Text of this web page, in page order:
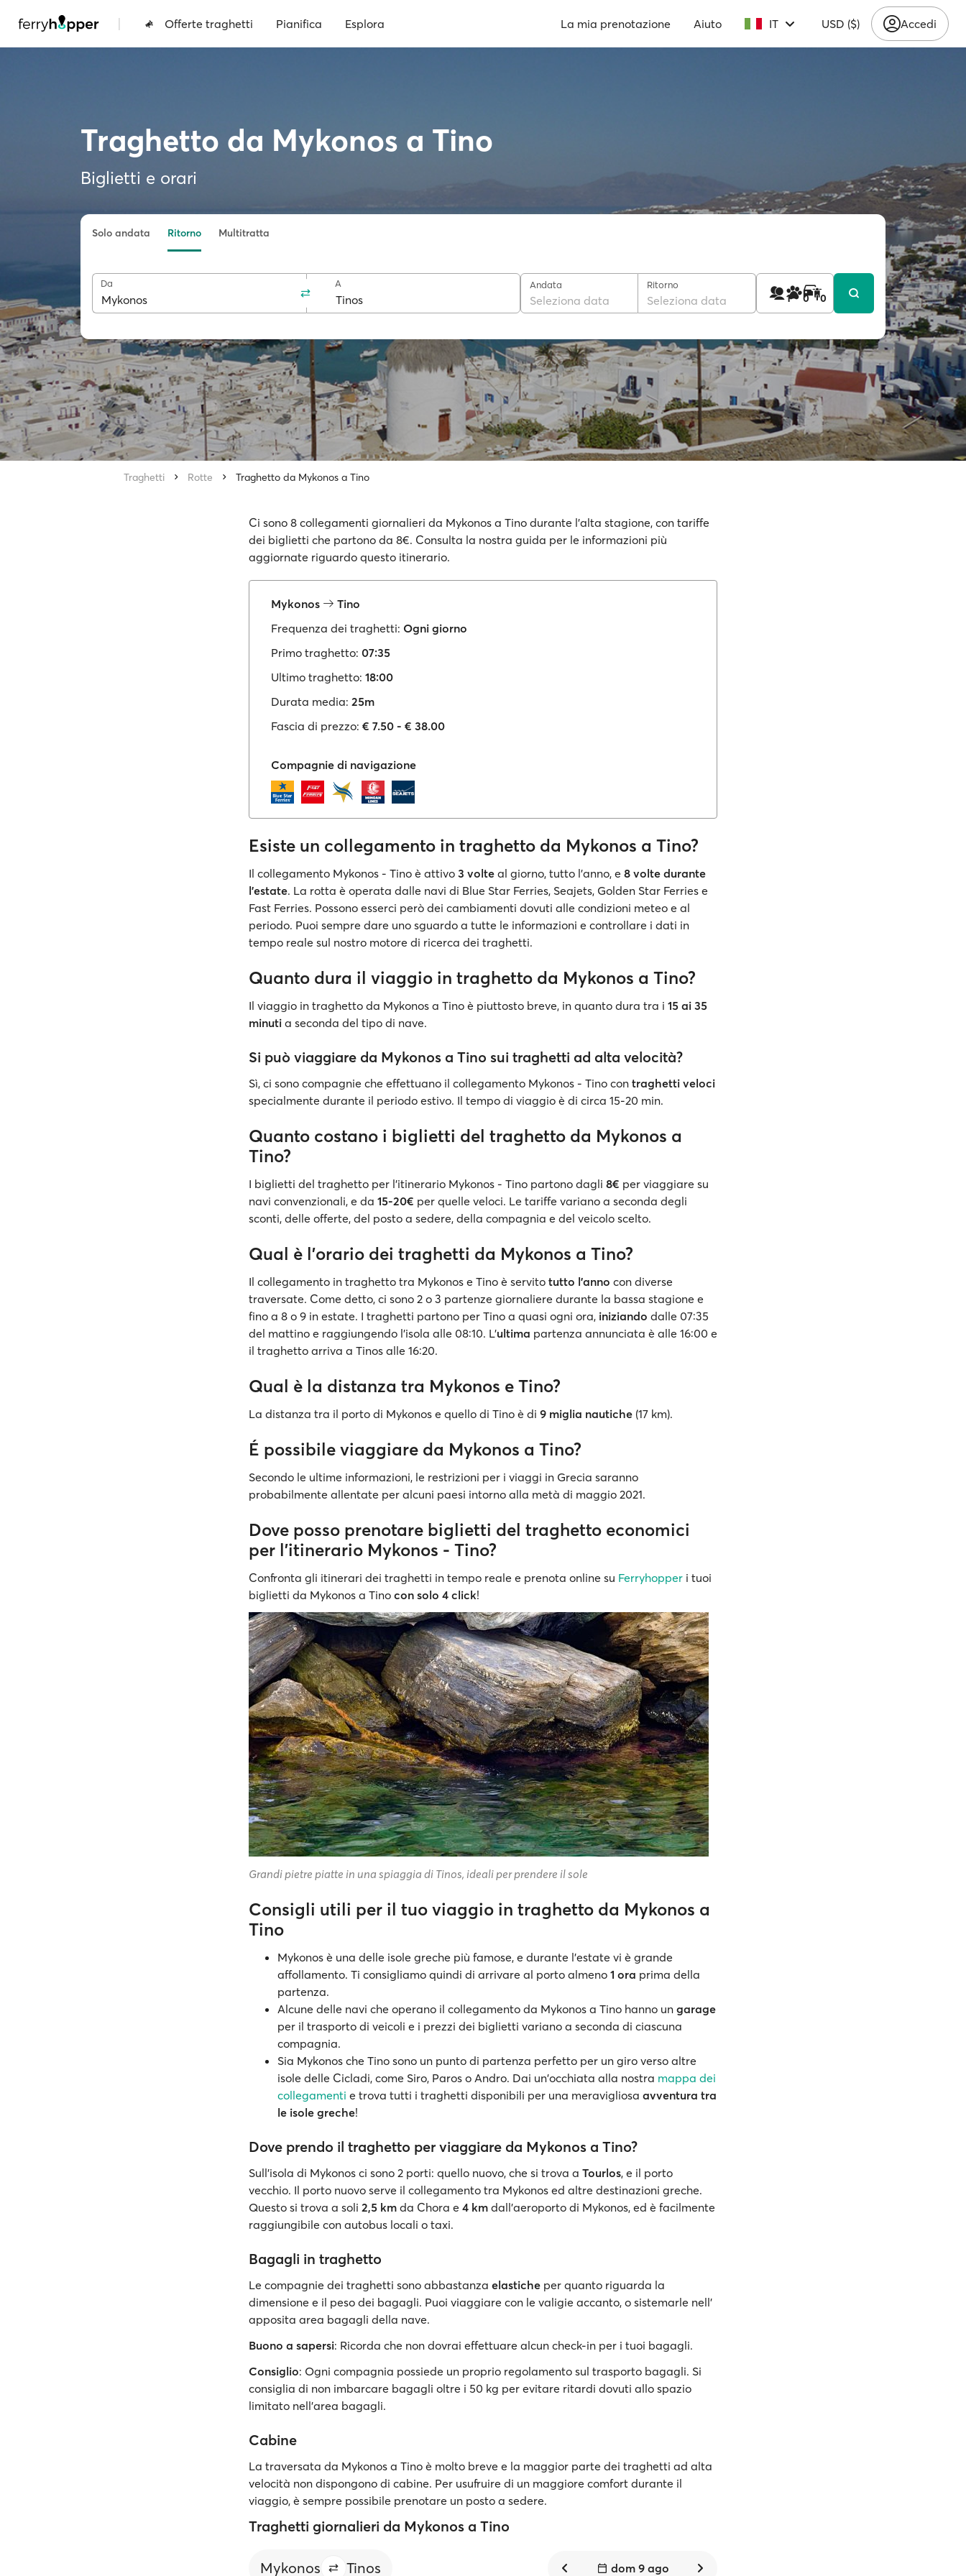
| Offerte traghetti Pianifica Esplora La mia prenotazione Aiuto IT USD ($) Accedi
Traghetto da Mykonos a Tino
Biglietti e orari
Solo andata Ritorno Multitratta
Da A Andata
Seleziona data
Ritorno
Seleziona data 1 0 0
Traghetti Rotte Traghetto da Mykonos a Tino
Ci sono 8 collegamenti giornalieri da Mykonos a Tino durante l'alta stagione, con tariffe
dei biglietti che partono da 8€. Consulta la nostra guida per le informazioni più
aggiornate riguardo questo itinerario.
Mykonos
Tino
Frequenza dei traghetti: Ogni giorno
Primo traghetto: 07:35
Ultimo traghetto: 18:00
Durata media: 25m
Fascia di prezzo: € 7.50 - € 38.00
Compagnie di navigazione
Esiste un collegamento in traghetto da Mykonos a Tino?
Il collegamento Mykonos - Tino è attivo 3 volte al giorno, tutto l'anno, e 8 volte durante
l'estate. La rotta è operata dalle navi di Blue Star Ferries, Seajets, Golden Star Ferries e
Fast Ferries. Possono esserci però dei cambiamenti dovuti alle condizioni meteo e al
periodo. Puoi sempre dare uno sguardo a tutte le informazioni e controllare i dati in
tempo reale sul nostro motore di ricerca dei traghetti.
Quanto dura il viaggio in traghetto da Mykonos a Tino?
Il viaggio in traghetto da Mykonos a Tino è piuttosto breve, in quanto dura tra i 15 ai 35
minuti a seconda del tipo di nave.
Si può viaggiare da Mykonos a Tino sui traghetti ad alta velocità?
Sì, ci sono compagnie che effettuano il collegamento Mykonos - Tino con traghetti veloci
specialmente durante il periodo estivo. Il tempo di viaggio è di circa 15-20 min.
Quanto costano i biglietti del traghetto da Mykonos a
Tino?
I biglietti del traghetto per l'itinerario Mykonos - Tino partono dagli 8€ per viaggiare su
navi convenzionali, e da 15-20€ per quelle veloci. Le tariffe variano a seconda degli
sconti, delle offerte, del posto a sedere, della compagnia e del veicolo scelto.
Qual è l'orario dei traghetti da Mykonos a Tino?
Il collegamento in traghetto tra Mykonos e Tino è servito tutto l'anno con diverse
traversate. Come detto, ci sono 2 o 3 partenze giornaliere durante la bassa stagione e
fino a 8 o 9 in estate. I traghetti partono per Tino a quasi ogni ora, iniziando dalle 07:35
del mattino e raggiungendo l'isola alle 08:10. L'ultima partenza annunciata è alle 16:00 e
il traghetto arriva a Tinos alle 16:20.
Qual è la distanza tra Mykonos e Tino?
La distanza tra il porto di Mykonos e quello di Tino è di 9 miglia nautiche (17 km).
É possibile viaggiare da Mykonos a Tino?
Secondo le ultime informazioni, le restrizioni per i viaggi in Grecia saranno
probabilmente allentate per alcuni paesi intorno alla metà di maggio 2021.
Dove posso prenotare biglietti del traghetto economici
per l'itinerario Mykonos - Tino?
Confronta gli itinerari dei traghetti in tempo reale e prenota online su Ferryhopper i tuoi
biglietti da Mykonos a Tino con solo 4 click!
Grandi pietre piatte in una spiaggia di Tinos, ideali per prendere il sole
Consigli utili per il tuo viaggio in traghetto da Mykonos a
Tino
Mykonos è una delle isole greche più famose, e durante l'estate vi è grande
affollamento. Ti consigliamo quindi di arrivare al porto almeno 1 ora prima della
partenza.
Alcune delle navi che operano il collegamento da Mykonos a Tino hanno un garage
per il trasporto di veicoli e i prezzi dei biglietti variano a seconda di ciascuna
compagnia.
Sia Mykonos che Tino sono un punto di partenza perfetto per un giro verso altre
isole delle Cicladi, come Siro, Paros o Andro. Dai un'occhiata alla nostra mappa dei
collegamenti e trova tutti i traghetti disponibili per una meravigliosa avventura tra
le isole greche!
Dove prendo il traghetto per viaggiare da Mykonos a Tino?
Sull'isola di Mykonos ci sono 2 porti: quello nuovo, che si trova a Tourlos, e il porto
vecchio. Il porto nuovo serve il collegamento tra Mykonos ed altre destinazioni greche.
Questo si trova a soli 2,5 km da Chora e 4 km dall'aeroporto di Mykonos, ed è facilmente
raggiungibile con autobus locali o taxi.
Bagagli in traghetto
Le compagnie dei traghetti sono abbastanza elastiche per quanto riguarda la
dimensione e il peso dei bagagli. Puoi viaggiare con le valigie accanto, o sistemarle nell'
apposita area bagagli della nave.
Buono a sapersi: Ricorda che non dovrai effettuare alcun check-in per i tuoi bagagli.
Consiglio: Ogni compagnia possiede un proprio regolamento sul trasporto bagagli. Si
consiglia di non imbarcare bagagli oltre i 50 kg per evitare ritardi dovuti allo spazio
limitato nell'area bagagli.
Cabine
La traversata da Mykonos a Tino è molto breve e la maggior parte dei traghetti ad alta
velocità non dispongono di cabine. Per usufruire di un maggiore comfort durante il
viaggio, è sempre possibile prenotare un posto a sedere.
Traghetti giornalieri da Mykonos a Tino
Mykonos Tinos dom 9 ago